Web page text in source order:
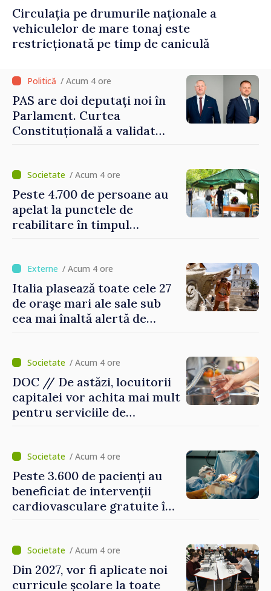
Circulația pe drumurile naționale a
vehiculelor de mare tonaj este
restricționată pe timp de caniculă
/ Acum 4 ore
PAS are doi deputați noi în
Parlament. Curtea
Constituțională a validat
/ Acum 4 ore
Peste 4.700 de persoane au
apelat la punctele de
reabilitare în timpul
/ Acum 4 ore
Italia plasează toate cele 27
de oraşe mari ale sale sub
cea mai înaltă alertă de
/ Acum 4 ore
DOC // De astăzi, locuitorii
capitalei vor achita mai mult
pentru serviciile de
/ Acum 4 ore
Peste 3.600 de pacienți au
beneficiat de intervenții
cardiovasculare gratuite în
/ Acum 4 ore
Din 2027, vor fi aplicate noi
curricule școlare la toate